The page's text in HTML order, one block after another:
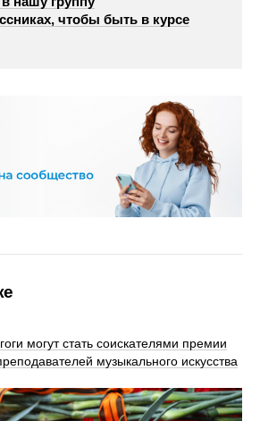
чтобы быть в курсе
могут стать соискателями премии
музыкального искусства